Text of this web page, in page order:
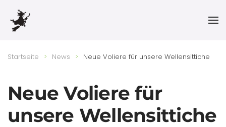
Skip to main content
Startseite News Neue Voliere für unsere Wellensittiche
Neue Voliere für
unsere Wellensittiche